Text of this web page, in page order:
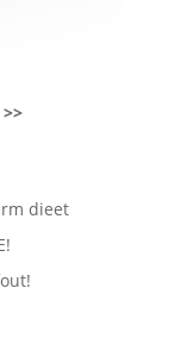
dieet